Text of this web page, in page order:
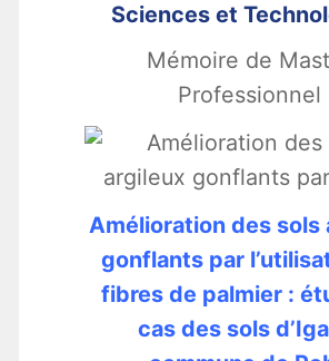
Sciences et
Mémoire de
Professionnel
Amélioration des sols
gonflants par
fibres de palmier :
cas des sols